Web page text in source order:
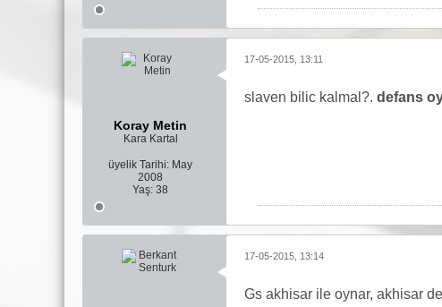
Koray Metin
Kara Kartal
üyelik Tarihi: May
2008
Yaş: 38
17-05-2015, 13:11
slaven bilic kalmal?. defans
17-05-2015, 13:14
Gs akhisar ile oynar, akhisar